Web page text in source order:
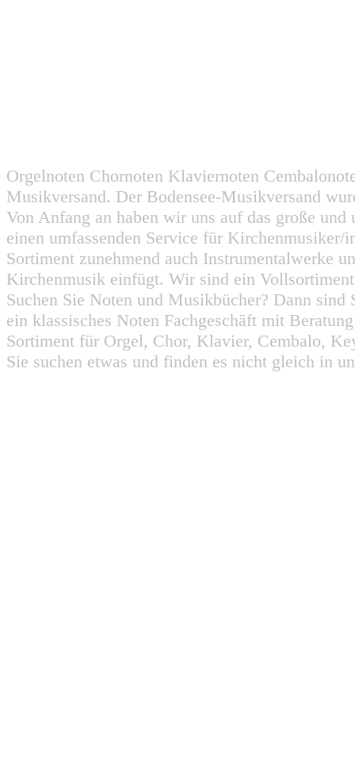
Orgelnoten Chornoten Klaviernoten
Musikversand. Der Bodensee-Musikversand
Von Anfang an haben wir uns auf das große
einen umfassenden Service für
Sortiment zunehmend auch Instrumentalwerke
Kirchenmusik einfügt. Wir sind ein
Suchen Sie Noten und Musikbücher? Dann
ein klassisches Noten Fachgeschäft mit
Sortiment für Orgel, Chor, Klavier, Cembalo,
Sie suchen etwas und finden es nicht gleich in